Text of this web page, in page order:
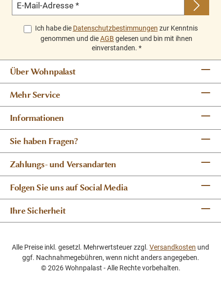
E-Mail-Adresse *
Ich habe die Datenschutzbestimmungen zur Kenntnis
genommen und dieAGB gelesen und bin mit ihnen
einverstanden. *
Über Wohnpalast
Mehr Service
Informationen
Sie haben Fragen?
Zahlungs- und Versandarten
Folgen Sie uns auf Social Media
Ihre Sicherheit
Alle Preise inkl. gesetzl. Mehrwertsteuer zzgl. Versandkosten und
ggf. Nachnahmegebühren, wenn nicht anders angegeben.
© 2026 Wohnpalast - Alle Rechte vorbehalten.